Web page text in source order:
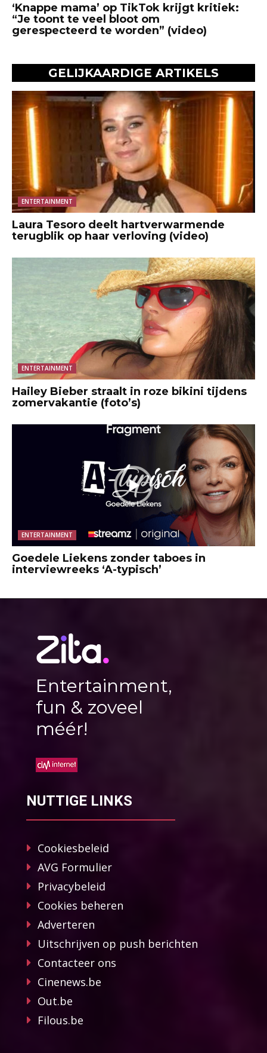
‘Knappe mama’ op TikTok krijgt kritiek:
“Je toont te veel bloot om
gerespecteerd te worden” (video)
GELIJKAARDIGE ARTIKELS
ENTERTAINMENT
Laura Tesoro deelt hartverwarmende
terugblik op haar verloving (video)
ENTERTAINMENT
Hailey Bieber straalt in roze bikini tijdens
zomervakantie (foto’s)
ENTERTAINMENT
Goedele Liekens zonder taboes in
interviewreeks ‘A-typisch’
Entertainment,
fun & zoveel
méér!
NUTTIGE LINKS
Cookiesbeleid
AVG Formulier
Privacybeleid
Cookies beheren
Adverteren
Uitschrijven op push berichten
Contacteer ons
Cinenews.be
Out.be
Filous.be